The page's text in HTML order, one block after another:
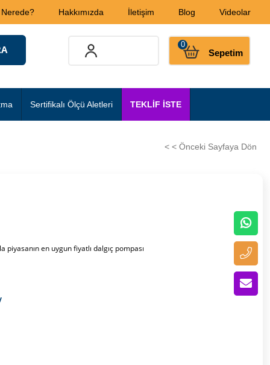
Hakkımızda İletişim Blog Videolar
Sepetim
0
Sertifikalı Ölçü Aletleri TEKLİF İSTE
< < Önceki Sayfaya Dön
en uygun fiyatlı dalgıç pompası